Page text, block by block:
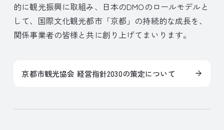
的に観光振興に取組み、日本のDMOのロールモデルと
して、国際文化観光都市「京都」の持続的な成長を、
関係事業者の皆様と共に創り上げてまいります。
京都市観光協会 経営指針2030の策定について